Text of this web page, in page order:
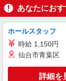
あなたにお
ホールスタッフ
時給 1,150円
仙台市青葉区
詳細を